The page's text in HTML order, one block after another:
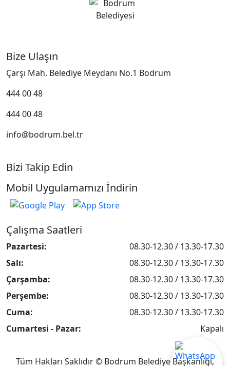
Bize Ulaşın
Çarşı Mah. Belediye Meydanı No.1 Bodrum
444 00 48
444 00 48
info@bodrum.bel.tr
Bizi Takip Edin
Mobil Uygulamamızı İndirin
Çalışma Saatleri
Pazartesi:
08.30-12.30 / 13.30-17.30
Salı:
08.30-12.30 / 13.30-17.30
Çarşamba:
08.30-12.30 / 13.30-17.30
Perşembe:
08.30-12.30 / 13.30-17.30
Cuma:
08.30-12.30 / 13.30-17.30
Cumartesi - Pazar:
Kapalı
Tüm Hakları Saklıdır © Bodrum Belediye Başkanlığı,